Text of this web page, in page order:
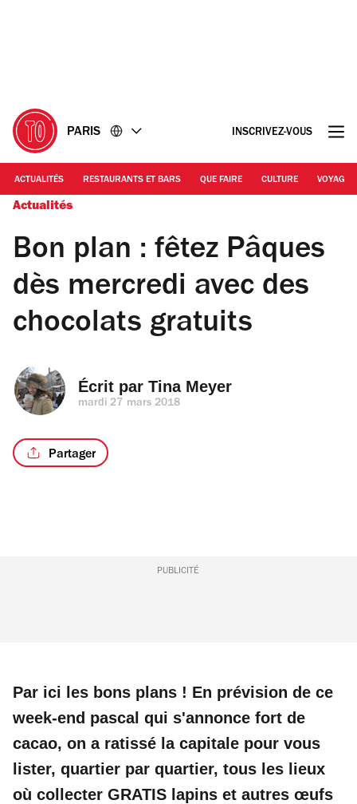
PARIS INSCRIVEZ-VOUS
ACTUALITÉS RESTAURANTS ET BARS QUE FAIRE CULTURE VOYAGE
Actualités
Bon plan : fêtez Pâques
dès mercredi avec des
chocolats gratuits
Écrit par Tina Meyer
mardi 27 mars 2018
Partager
PUBLICITÉ
Par ici les bons plans ! En prévision de ce
week-end pascal qui s'annonce fort de
cacao, on a ratissé la capitale pour vous
lister, quartier par quartier, tous les lieux
où collecter GRATIS lapins et autres œufs